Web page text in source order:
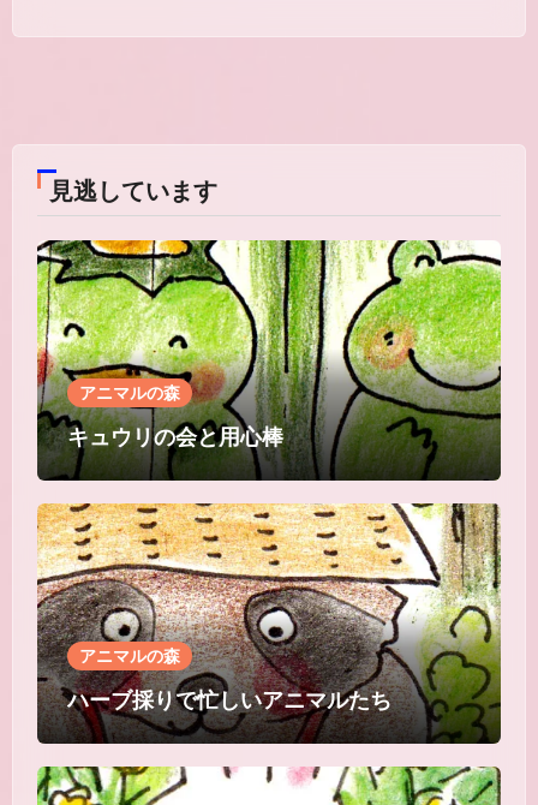
見逃しています
アニマルの森
キュウリの会と用心棒
アニマルの森
ハーブ採りで忙しいアニマルたち